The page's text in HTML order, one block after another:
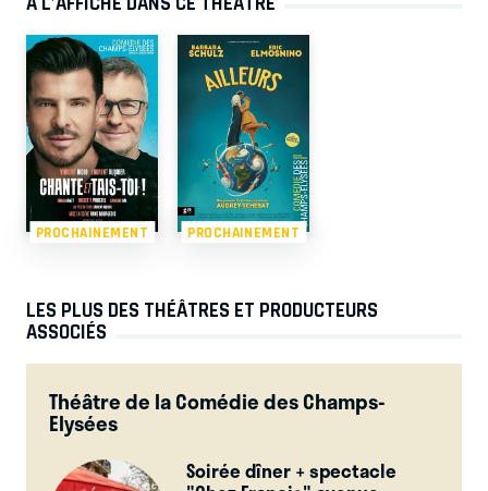
PROCHAINEMENT PROCHAINEMENT
LES PLUS DES THÉÂTRES ET PRODUCTEURS
ASSOCIÉS
Théâtre de la Comédie des Champs-
Elysées
Soirée dîner + spectacle